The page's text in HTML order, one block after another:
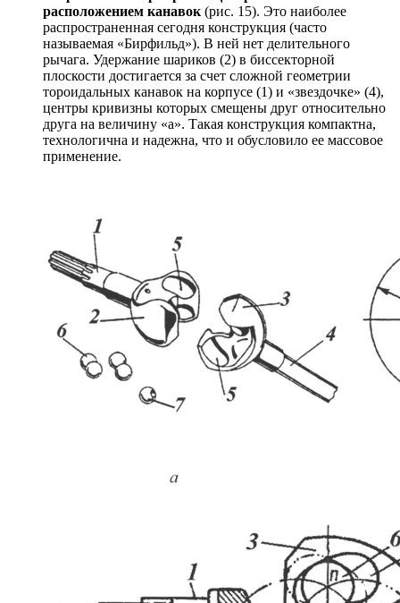
расположением канавок (рис. 15). Это наиболее
распространенная сегодня конструкция (часто
называемая «Бирфильд»). В ней нет делительного
рычага. Удержание шариков (2) в биссекторной
плоскости достигается за счет сложной геометрии
тороидальных канавок на корпусе (1) и «звездочке» (4),
центры кривизны которых смещены друг относительно
друга на величину «а». Такая конструкция компактна,
технологична и надежна, что и обусловило ее массовое
применение.